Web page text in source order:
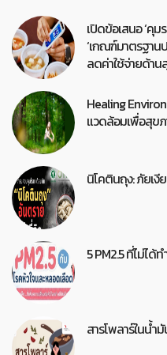
เปิดข้อเสนอ ‘คุ
‘เกณฑ์มาตรฐาน
ลดค่าใช้จ่ายด้าน
Healing
แวดล้อมเพื่อสุข
นิโคตินถุง: ภัยเ
5 PM2.5 ที่ไม่ได้
สารโพลาร์ในน้ำ